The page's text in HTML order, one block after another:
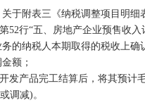
附表三《纳税调整项目明细
行“五、房地产企业预售收入
务的纳税人本期取得的税收上
额；
产品完工结算后，将其预计毛
调减)。